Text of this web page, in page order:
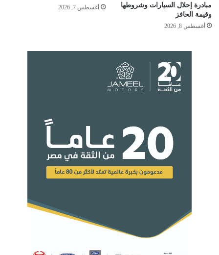
مبادرة إحلال السيارات وشروطها
وقيمة الحافز
أغسطس 8, 2026
أغسطس 7, 2026